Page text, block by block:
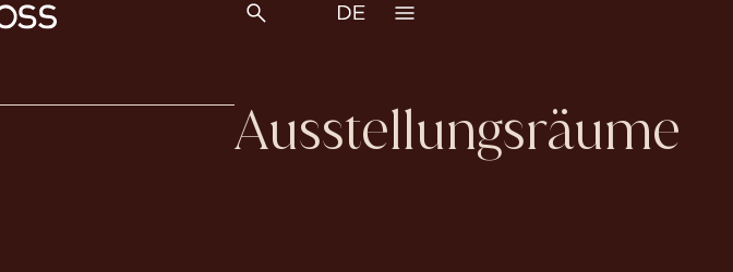
Ausstellungsräume